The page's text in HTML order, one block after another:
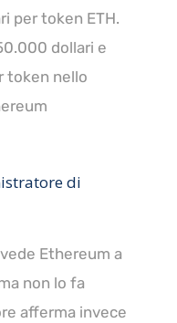
per token ETH.
dollari e
token nello
di
Ethereum a
non lo fa
afferma invece